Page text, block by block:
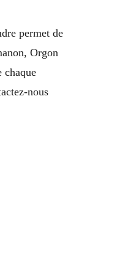
permet de
Orgon
chaque
nous